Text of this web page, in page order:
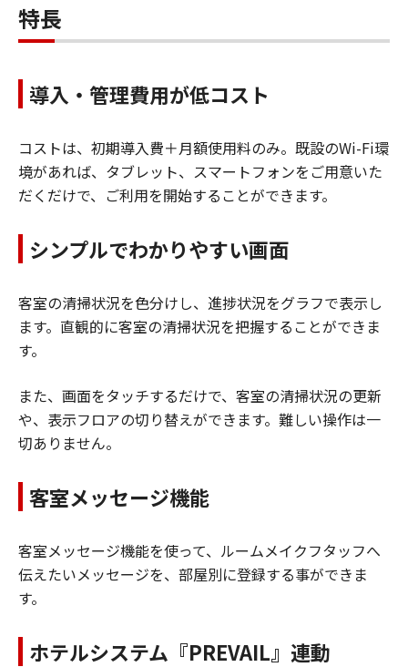
特長
導入・管理費用が低コスト
コストは、初期導入費＋月額使用料のみ。既設のWi-Fi環
境があれば、タブレット、スマートフォンをご用意いた
だくだけで、ご利用を開始することができます。
シンプルでわかりやすい画面
客室の清掃状況を色分けし、進捗状況をグラフで表示し
ます。直観的に客室の清掃状況を把握することができま
す。
また、画面をタッチするだけで、客室の清掃状況の更新
や、表示フロアの切り替えができます。難しい操作は一
切ありません。
客室メッセージ機能
客室メッセージ機能を使って、ルームメイクフタッフへ
伝えたいメッセージを、部屋別に登録する事ができま
す。
ホテルシステム『PREVAIL』連動